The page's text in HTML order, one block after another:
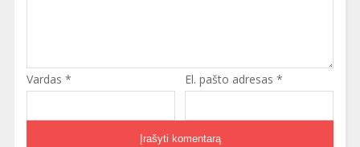
Vardas * El. pašto adresas *